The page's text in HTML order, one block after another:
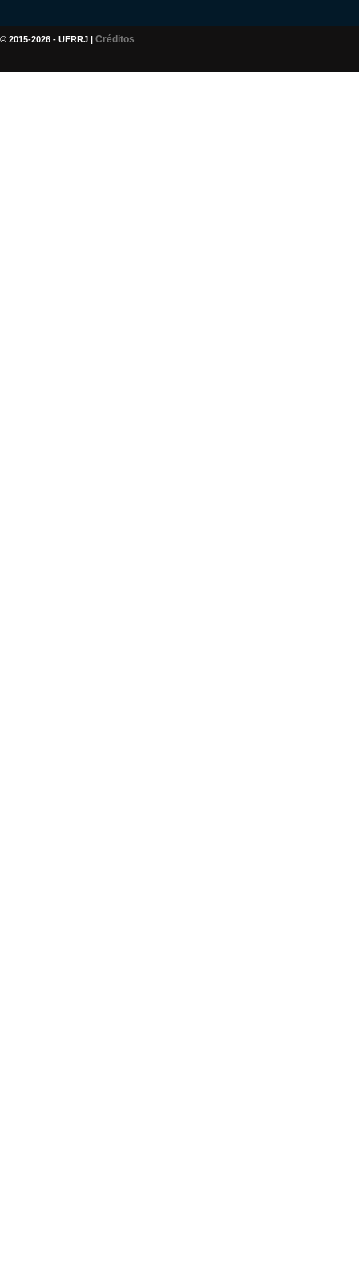
© 2015-2026 - UFRRJ | Créditos